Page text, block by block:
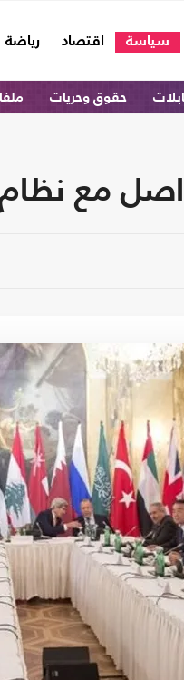
سياسة اقتصاد رياضة
حقوق وحريات
مع نظام